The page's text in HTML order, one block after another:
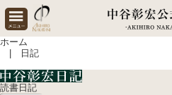
ホーム
| 日記
読書日記